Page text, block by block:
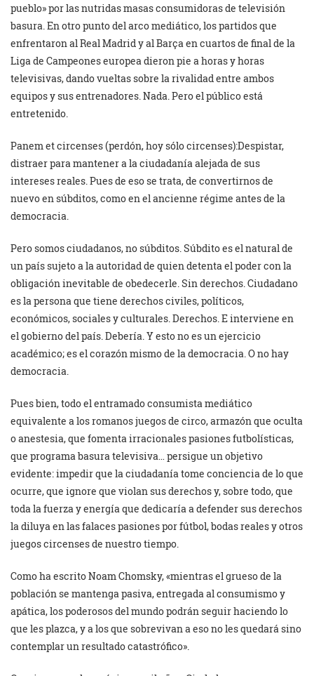
pueblo» por las nutridas masas consumidoras de televisión
basura. En otro punto del arco mediático, los partidos que
enfrentaron al Real Madrid y al Barça en cuartos de final de la
Liga de Campeones europea dieron pie a horas y horas
televisivas, dando vueltas sobre la rivalidad entre ambos
equipos y sus entrenadores. Nada. Pero el público está
entretenido.
Panem et circenses (perdón, hoy sólo circenses):Despistar,
distraer para mantener a la ciudadanía alejada de sus
intereses reales. Pues de eso se trata, de convertirnos de
nuevo en súbditos, como en el ancienne régime antes de la
democracia.
Pero somos ciudadanos, no súbditos. Súbdito es el natural de
un país sujeto a la autoridad de quien detenta el poder con la
obligación inevitable de obedecerle. Sin derechos. Ciudadano
es la persona que tiene derechos civiles, políticos,
económicos, sociales y culturales. Derechos. E interviene en
el gobierno del país. Debería. Y esto no es un ejercicio
académico; es el corazón mismo de la democracia. O no hay
democracia.
Pues bien, todo el entramado consumista mediático
equivalente a los romanos juegos de circo, armazón que oculta
o anestesia, que fomenta irracionales pasiones futbolísticas,
que programa basura televisiva… persigue un objetivo
evidente: impedir que la ciudadanía tome conciencia de lo que
ocurre, que ignore que violan sus derechos y, sobre todo, que
toda la fuerza y energía que dedicaría a defender sus derechos
la diluya en las falaces pasiones por fútbol, bodas reales y otros
juegos circenses de nuestro tiempo.
Como ha escrito Noam Chomsky, «mientras el grueso de la
población se mantenga pasiva, entregada al consumismo y
apática, los poderosos del mundo podrán seguir haciendo lo
que les plazca, y a los que sobrevivan a eso no les quedará sino
contemplar un resultado catastrófico».